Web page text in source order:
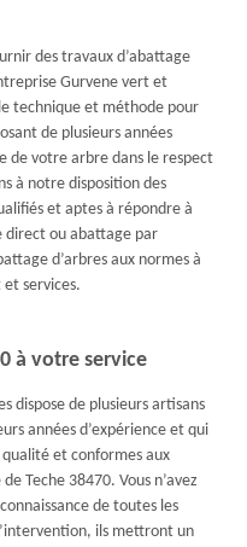
des travaux d’abattage
Gurvene vert et
technique et méthode pour
de plusieurs années
de votre arbre dans le respect
à notre disposition des
et aptes à répondre à
direct ou abattage par
d’arbres aux normes à
services.
à votre service
dispose de plusieurs artisans
années d’expérience et qui
et conformes aux
Teche 38470. Vous n’avez
de toutes les
ils mettront un